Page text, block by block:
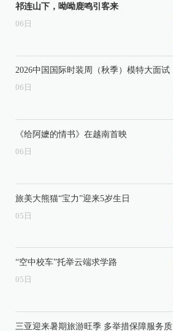
祁连山下，呦呦鹿鸣引客来
06 日
2026中国国际时装周（秋季）模特大面试
06 日
《给阿嬷的情书》在越南首映
06 日
旅美大熊猫“宝力”迎来5岁生日
05 日
“空中校车”托举云端求学路
05 日
三亚迎来暑期旅游旺季 多举措保障服务质